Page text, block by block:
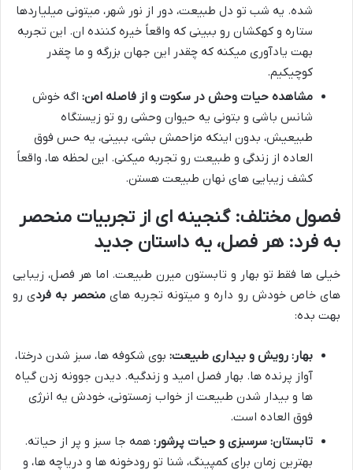
شده. یه شب تو دل طبیعت، دور از نور شهر، میتونی میلیاردها
ستاره و کهکشان رو ببینی که واقعاً خیره کننده ان. این تجربه
بهت یادآوری میکنه که چقدر این جهان بزرگه و ما چقدر
کوچیکیم.
مشاهده حیات وحش در سکوت و از فاصله امن: اگه خوش
شانس باشی و بتونی یه حیوان وحشی رو تو زیستگاه
طبیعیش، بدون اینکه مزاحمش بشی، ببینی، یه حس فوق
العاده از زندگی و طبیعت رو تجربه میکنی. این لحظه ها، واقعاً
کشف زیبایی های نهان طبیعت هستن.
فصول مختلف: گنجینه ای از تجربیات منحصر
به فرد: هر فصل، یه داستان جدید
خیلی ها فقط تو بهار و تابستون میرن طبیعت. اما هر فصل، زیبایی
های خاص خودش رو داره و میتونه تجربه هایمنحصر به فردی رو
بهت بده:
بهار: رویش و بیداری طبیعت: بوی شکوفه ها، سبز شدن درختا،
آواز پرنده ها. بهار فصل امید و زندگیه. دیدن جوونه زدن گیاه
ها و بیدار شدن طبیعت از خواب زمستونی، خودش یه انرژی
فوق العاده است.
تابستان: سرسبزی و حیات پرشور: همه جا سبز و پر از حیاته.
بهترین زمان برای کمپینگ، شنا تو رودخونه ها و دریاچه ها، و